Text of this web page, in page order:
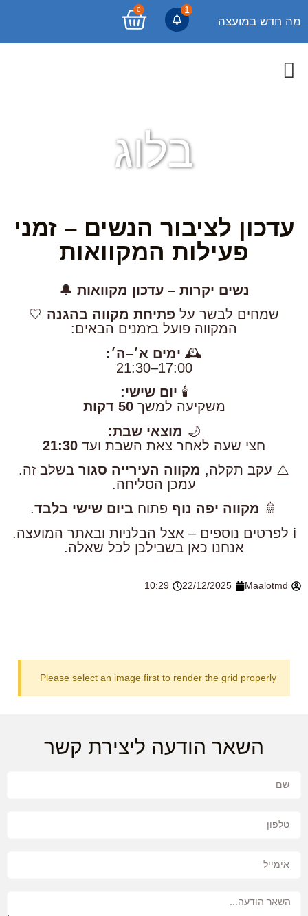
מה חדש במועצה
1
0
בלוג
עדכון לציבור הנשים – זמני
פעילות המקוואות
נשים יקרות – עדכון מקוואות 🔔
שמחים לבשר על פתיחת מקווה בהגנה 🤍
המקווה פועל בזמנים הבאים:
🕰️ ימים א׳–ה׳:
17:00–21:30
🕯️ יום שישי:
משקיעה למשך50 דקות
🌙 מוצאי שבת:
חצי שעה לאחר צאת השבת ועד 21:30
⚠️ עקב תקלה, מקווה העירייה סגור בשלב זה.
עמכן הסליחה.
🚿 מקווה יפה נוף פתוח ביום שישי בלבד.
ℹ️ לפרטים נוספים – אצל הבלניות ובאתר המועצה.
אנחנו כאן בשבילכן לכל שאלה.
Maalotmd
22/12/2025
10:29
Please select an image first to render the grid properly
השאר הודעה ליצירת קשר